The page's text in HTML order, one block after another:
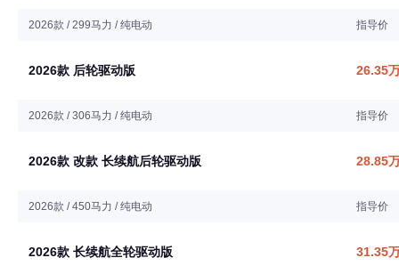
2026款 / 299马力 / 纯电动 指导价
2026款 后轮驱动版 26.35
2026款 / 306马力 / 纯电动 指导价
2026款 改款 长续航后轮驱动版 28.85
2026款 / 450马力 / 纯电动 指导价
2026款 长续航全轮驱动版 31.35